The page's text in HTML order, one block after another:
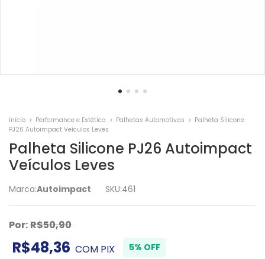
Início > Performance e Estética > Palhetas Automotivas > Palheta Silicone
PJ26 Autoimpact Veículos Leves
Palheta Silicone PJ26 Autoimpact
Veículos Leves
Marca:Autoimpact SKU:461
Por:R$50,90
R$48,36 COM PIX 5% OFF